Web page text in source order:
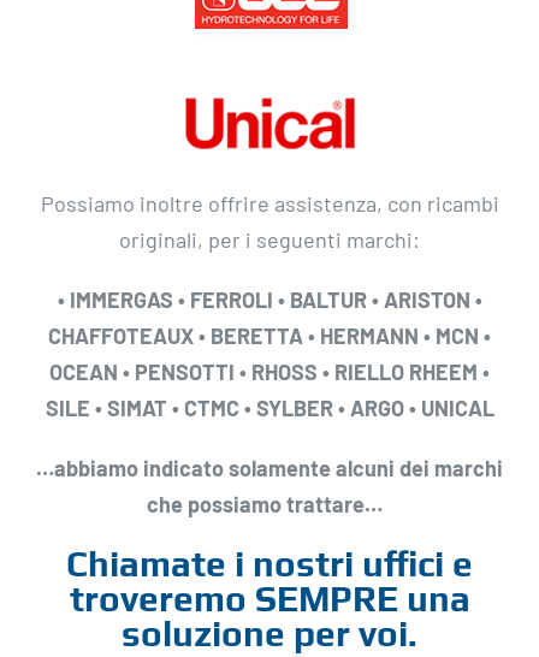
Possiamo inoltre offrire assistenza, con ricambi
originali, per i seguenti marchi:
• IMMERGAS • FERROLI • BALTUR • ARISTON •
CHAFFOTEAUX• BERETTA • HERMANN • MCN •
OCEAN • PENSOTTI • RHOSS • RIELLO RHEEM •
SILE • SIMAT • CTMC • SYLBER• ARGO • UNICAL
…abbiamo indicato solamente alcuni dei marchi
che possiamo trattare…
Chiamate i nostri uffici e
troveremo SEMPRE una
soluzione per voi.